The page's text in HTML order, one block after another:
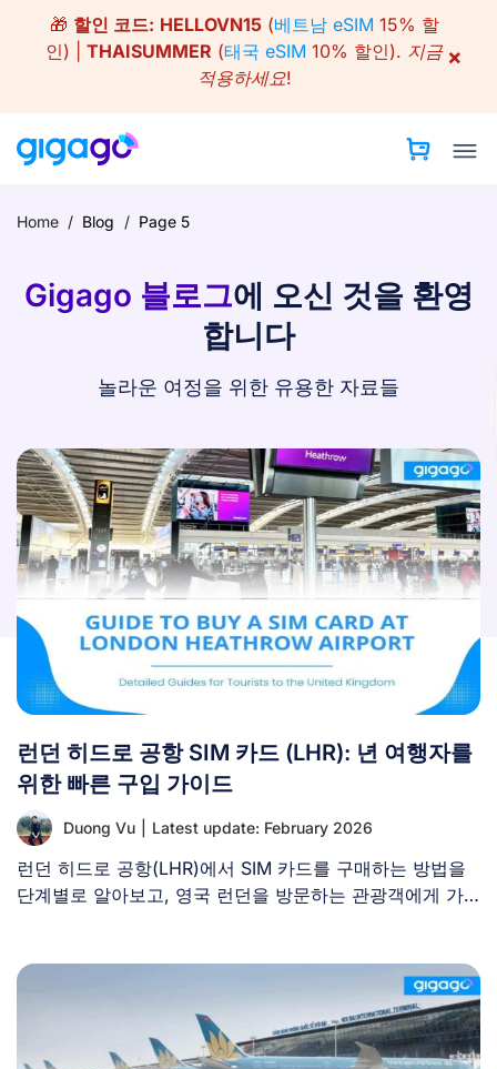
content
🎁 할인 코드: HELLOVN15(베트남 eSIM 15% 할
인) | THAISUMMER (태국 eSIM 10% 할인). 지금
적용하세요!
×
Home / Blog / Page 5
Gigago 블로그에 오신 것을 환영
합니다
놀라운 여정을 위한 유용한 자료들
런던 히드로 공항 SIM 카드 (LHR): 년 여행자를
위한 빠른 구입 가이드
Duong Vu Latest update: February 2026
런던 히드로 공항(LHR)에서 SIM 카드를 구매하는 방법을
단계별로 알아보고, 영국 런던을 방문하는 관광객에게 가